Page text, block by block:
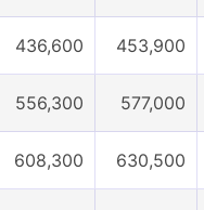
436,600 453,900
556,300 577,000
608,300 630,500